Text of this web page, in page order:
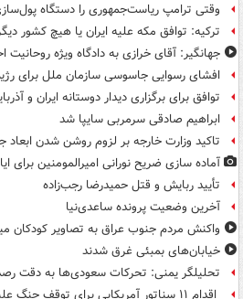
وقتی ترامپ ریاست‌جمهوری را دستگاه
ترکیه: توافق مکه علیه ایران یا هیچ کشور
جهانگیر: آقای خرازی به دادگاه ویژه روحانیت
افشای رسوایی جاسوسی سازمان ملل برای
توافق برای برگزاری دیدار دوستانه ایران و
ابراهیم صادقی سرمربی سایپا شد
تاکید وزارت خارجه بر لزوم روشن شدن
آماده سازی ضریح نورانی امیرالمومنین برای
تأیید ربایش و قتل حمیدرضا رجب‌زاده
آخرین وضعیت پرونده ساعدی‌نیا
واکنش مردم جنوب عراق به تصاویر کودکان
خیابان‌های بمبئی غرق شدند
تحلیلگر یمنی: تحرکات سعودی‌ها به دقت
اقدام ۱۱ سناتور آمریکایی برای توقف جنگ علیه ایران